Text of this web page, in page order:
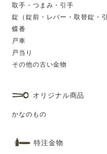
取手・つまみ・引手
錠（錠前・レバー・取替錠・
蝶番
戸車
戸当り
その他の古い金物
オリジナル商品
かなのもの
特注金物